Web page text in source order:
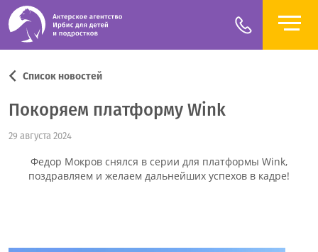
Список новостей
Покоряем платформу Wink
29 августа 2024
Федор Мокров снялся в серии для платформы Wink,
поздравляем и желаем дальнейших успехов в кадре!